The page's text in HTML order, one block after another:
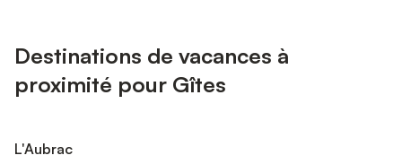
Destinations de vacances à
proximité pour Gîtes
L'Aubrac